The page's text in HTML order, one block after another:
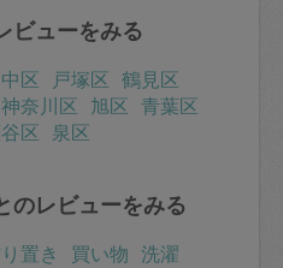
ビューをみる
中区 戸塚区 鶴見区
神奈川区 旭区 青葉区
区 泉区
のレビューをみる
置き 買い物 洗濯